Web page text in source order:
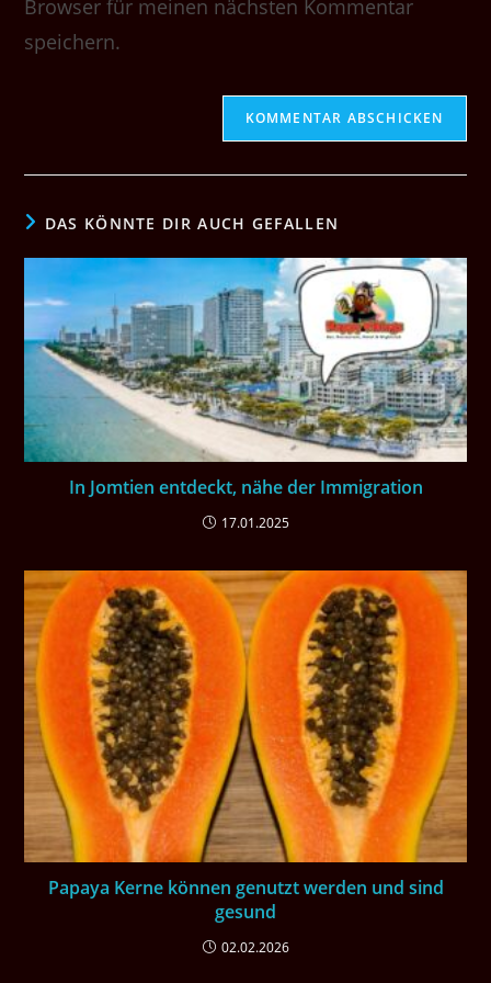
Browser für meinen nächsten Kommentar
speichern.
DAS KÖNNTE DIR AUCH GEFALLEN
In Jomtien entdeckt, nähe der Immigration
17.01.2025
Papaya Kerne können genutzt werden und sind
gesund
02.02.2026